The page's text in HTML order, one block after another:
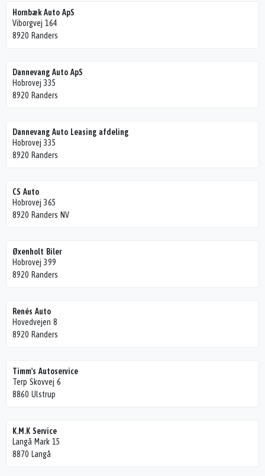
Hornbæk Auto ApS
Viborgvej 164
8920 Randers
Dannevang Auto ApS
Hobrovej 335
8920 Randers
Dannevang Auto Leasing afdeling
Hobrovej 335
8920 Randers
CS Auto
Hobrovej 365
8920 Randers NV
Øxenholt Biler
Hobrovej 399
8920 Randers
Renés Auto
Hovedvejen 8
8920 Randers
Timm's Autoservice
Terp Skovvej 6
8860 Ulstrup
K.M.K Service
Langå Mark 15
8870 Langå